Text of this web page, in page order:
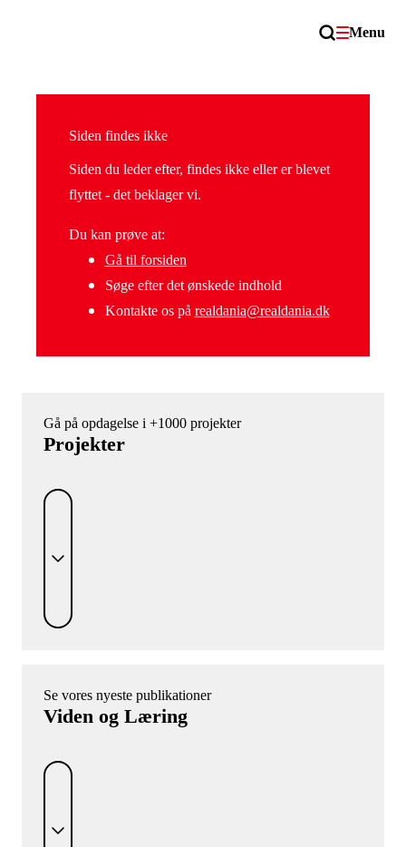
Menu
Siden findes ikke
Siden du leder efter, findes ikke eller er blevet
flyttet - det beklager vi.
Du kan prøve at:
Gå til forsiden
Søge efter det ønskede indhold
Kontakte os på realdania@realdania.dk
Gå på opdagelse i +1000 projekter
Projekter
Se vores nyeste publikationer
Viden og Læring